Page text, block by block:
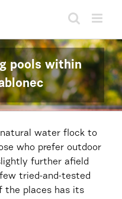
pools within
water flock to
who prefer outdoor
further afield
tried-and-tested
the places has its